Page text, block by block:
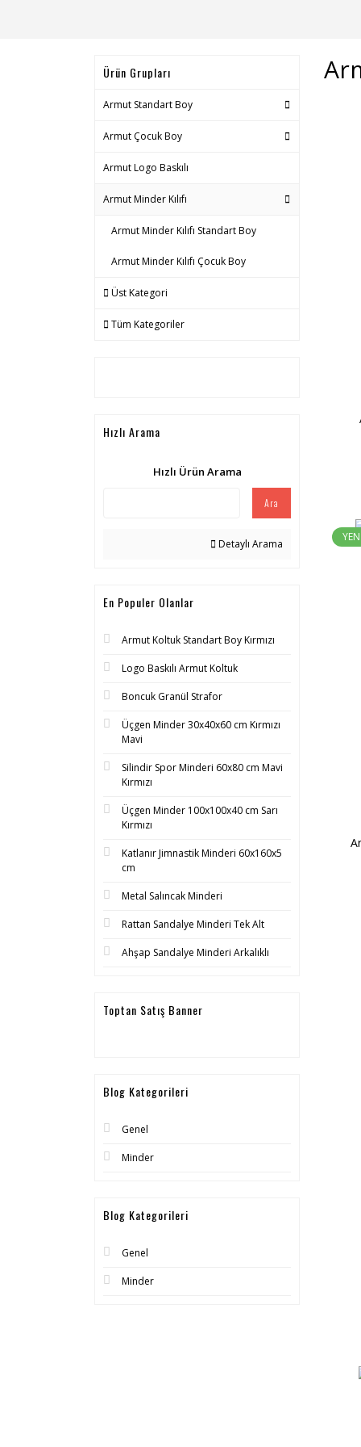
Ürün Grupları
Armut Standart Boy
Armut Çocuk Boy
Armut Logo Baskılı
Armut Minder Kılıfı
Armut Minder Kılıfı Standart Boy
Armut Minder Kılıfı Çocuk Boy
Üst Kategori
Tüm Kategoriler
Hızlı Arama
Hızlı Ürün Arama
Ara
Detaylı Arama
En Populer Olanlar
Armut Koltuk Standart Boy Kırmızı
Logo Baskılı Armut Koltuk
Boncuk Granül Strafor
Üçgen Minder 30x40x60 cm Kırmızı
Mavi
Silindir Spor Minderi 60x80 cm Mavi
Kırmızı
Üçgen Minder 100x100x40 cm Sarı
Kırmızı
Katlanır Jimnastik Minderi 60x160x5
cm
Metal Salıncak Minderi
Rattan Sandalye Minderi Tek Alt
Ahşap Sandalye Minderi Arkalıklı
Toptan Satış Banner
Blog Kategorileri
Genel
Minder
Blog Kategorileri
Genel
Minder